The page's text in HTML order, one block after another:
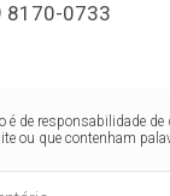
8170-0733
é de responsabilidade
ou que contenham